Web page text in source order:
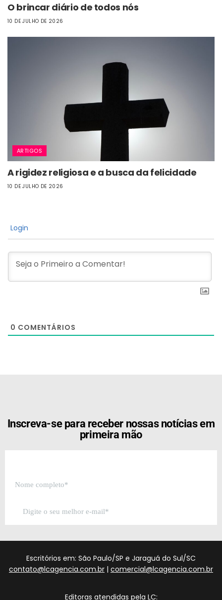
O brincar diário de todos nós
10 DE JULHO DE 2026
ARTIGOS
A rigidez religiosa e a busca da felicidade
10 DE JULHO DE 2026
Login
0 COMENTÁRIOS
Inscreva-se para receber nossas notícias em
primeira mão
Escritórios em: São Paulo/SP e Jaraguá do Sul/SC
contato@lcagencia.com.br | comercial@lcagencia.com.br
Editoras atendidas pela LC: